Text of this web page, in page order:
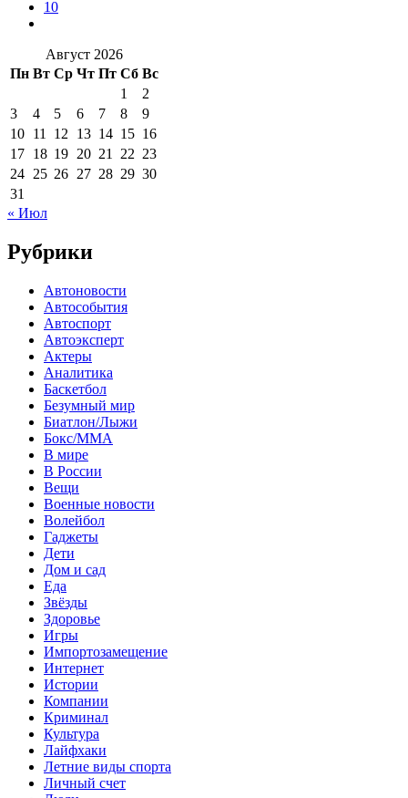
10
Август 2026
Пн Вт Ср Чт Пт Сб Вс
1
2
3
4 5 6 7 8
9
10 11 12 13 14 15 16
17 18 19 20 21 22 23
24 25 26 27 28 29 30
31
« Июл
Рубрики
Автоновости
Автособытия
Автоспорт
Автоэксперт
Актеры
Аналитика
Баскетбол
Безумный мир
Биатлон/Лыжи
Бокс/MMA
В мире
В России
Вещи
Военные новости
Волейбол
Гаджеты
Дети
Дом и сад
Еда
Звёзды
Здоровье
Игры
Импортозамещение
Интернет
Истории
Компании
Криминал
Культура
Лайфхаки
Летние виды спорта
Личный счет